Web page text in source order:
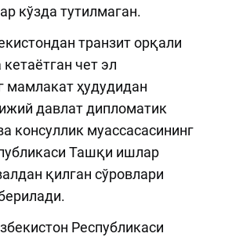
кўзда тутилмаган.
транзит орқали
чет эл
мамлакат ҳудудидан
давлат дипломатик
консуллик муассасасининг
Ташқи ишлар
қилган сўровлари
Республикаси